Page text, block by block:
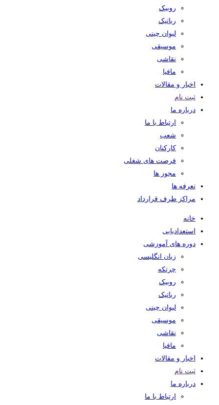
روبیک
رباتیک
لیوان چینی
موسیقی
نقاشی
مافیا
اخبار و مقالات
ثبت نام
درباره ما
ارتباط با ما
شعب
کارکنان
فرصت های شغلی
مجوز ها
تعرفه ها
مراکز طرف قرارداد
خانه
استعدادیابی
دوره های آموزشی
زبان انگلیسی
چرتکه
روبیک
رباتیک
لیوان چینی
موسیقی
نقاشی
مافیا
اخبار و مقالات
ثبت نام
درباره ما
ارتباط با ما